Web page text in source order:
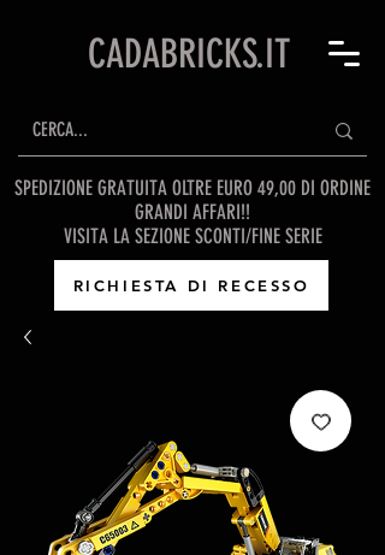
CADABRICKS.IT
SPEDIZIONE GRATUITA OLTRE EURO 49,00 DI ORDINE
GRANDI AFFARI!!
VISITA LA SEZIONE SCONTI/FINE SERIE
RICHIESTA DI RECESSO